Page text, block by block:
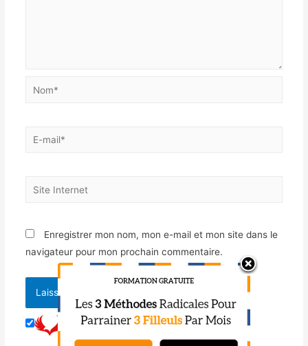
Enregistrer mon nom, mon e-mail et mon site dans le
navigateur pour mon prochain commentaire.